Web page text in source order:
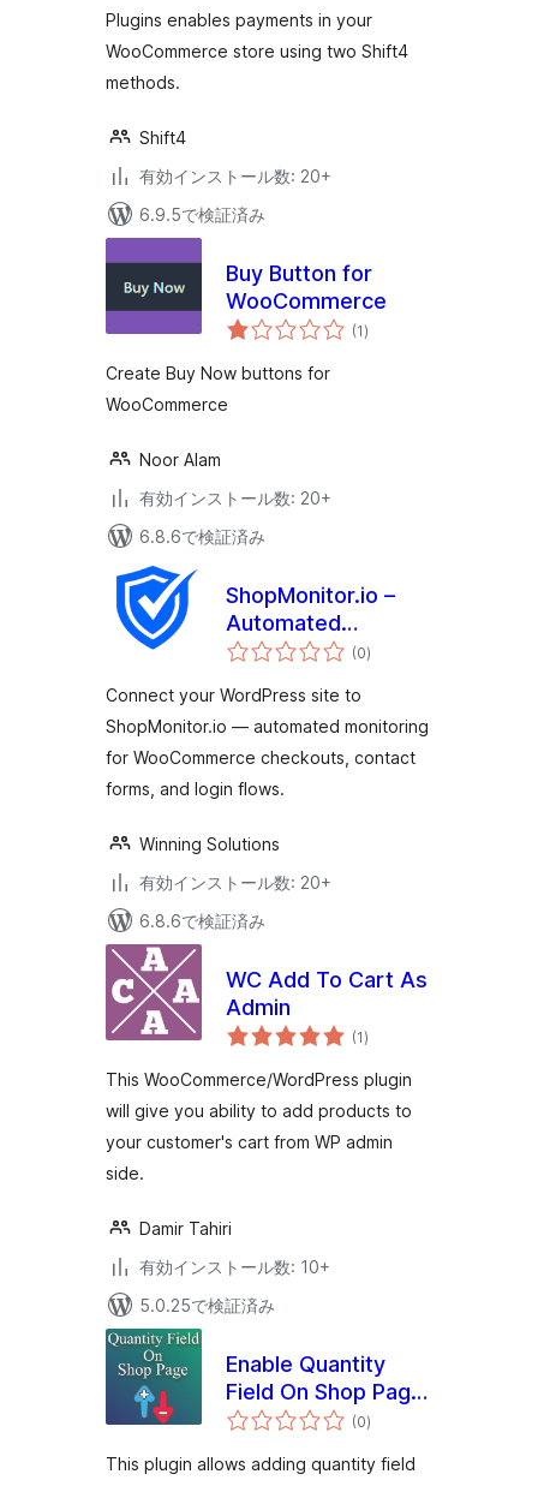
価
Plugins enables payments in your
WooCommerce store using two Shift4
methods.
Shift4
有効インストール数: 20+
6.9.5で検証済み
Buy Button for
WooCommerce
(1個
の)
Create Buy Now buttons for
WooCommerce
Noor Alam
有効インストール数: 20+
6.8.6で検証済み
ShopMonitor.io –
Automated
Checkout & Form
(0個
の)
Connect your WordPress site to
ShopMonitor.io — automated monitoring
for WooCommerce checkouts, contact
forms, and login flows.
Winning Solutions
有効インストール数: 20+
6.8.6で検証済み
WC Add To Cart As
Admin
(1個
の
価
)
This WooCommerce/WordPress plugin
will give you ability to add products to
your customer's cart from WP admin
side.
Damir Tahiri
有効インストール数: 10+
5.0.25で検証済み
Enable Quantity
Field On Shop Page
for WooCommerce
(0個
の
価
)
This plugin allows adding quantity field